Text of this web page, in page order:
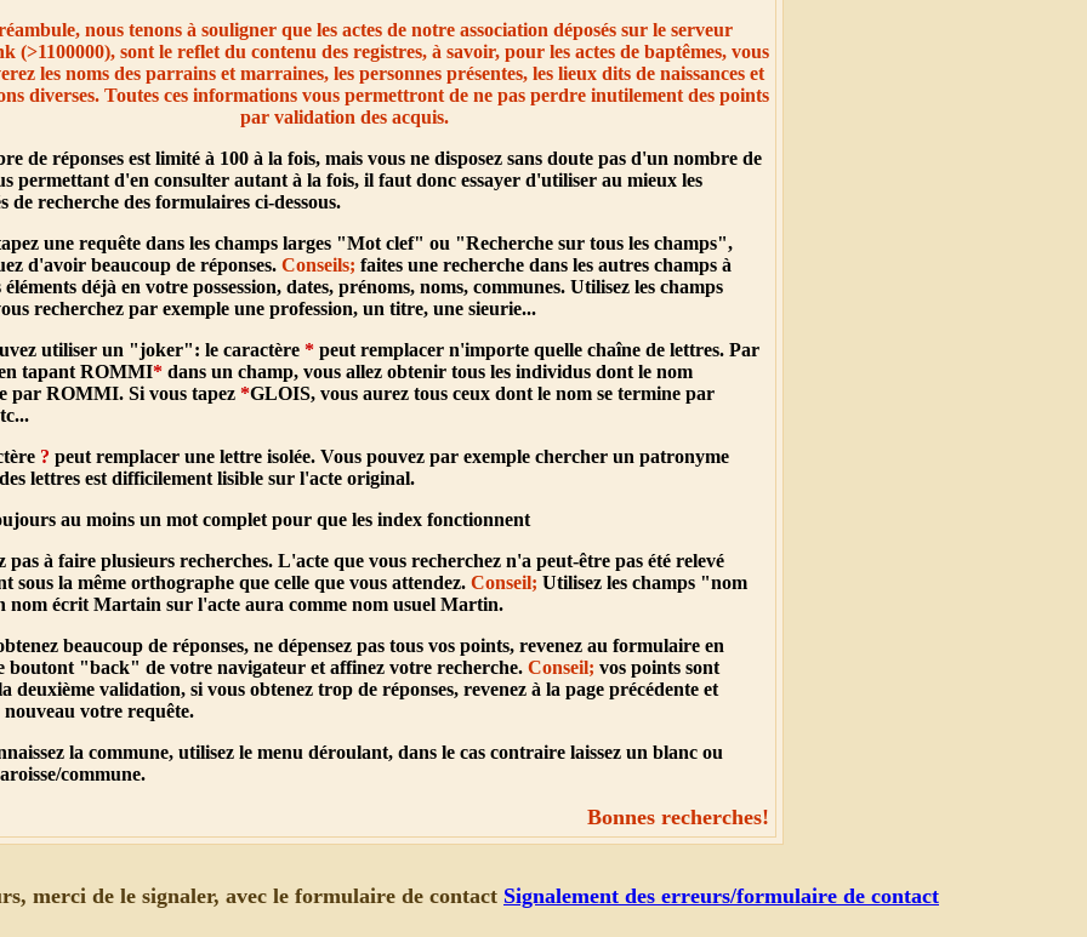
nous tenons à souligner que les actes de notre association déposés sur le serveur
(>1100000), sont le reflet du contenu des registres, à savoir, pour les actes de baptêmes, vous
les noms des parrains et marraines, les personnes présentes, les lieux dits de naissances et
diverses. Toutes ces informations vous permettront de ne pas perdre inutilement des points
par validation des acquis.
de réponses est limité à 100 à la fois, mais vous ne disposez sans doute pas d'un nombre de
permettant d'en consulter autant à la fois, il faut donc essayer d'utiliser au mieux les
de recherche des formulaires ci-dessous.
une requête dans les champs larges "Mot clef" ou "Recherche sur tous les champs",
d'avoir beaucoup de réponses. Conseils; faites une recherche dans les autres champs à
déjà en votre possession, dates, prénoms, noms, communes. Utilisez les champs
recherchez par exemple une profession, un titre, une sieurie...
utiliser un "joker": le caractère *peut remplacer n'importe quelle chaîne de lettres. Par
tapant ROMMI*dans un champ, vous allez obtenir tous les individus dont le nom
par ROMMI. Si vous tapez *GLOIS, vous aurez tous ceux dont le nom se termine par
? peut remplacer une lettre isolée. Vous pouvez par exemple chercher un patronyme
lettres est difficilement lisible sur l'acte original.
au moins un mot complet pour que les index fonctionnent
pas à faire plusieurs recherches. L'acte que vous recherchez n'a peut-être pas été relevé
sous la même orthographe que celle que vous attendez. Conseil; Utilisez les champs "nom
nom écrit Martain sur l'acte aura comme nom usuel Martin.
beaucoup de réponses, ne dépensez pas tous vos points, revenez au formulaire en
boutont "back" de votre navigateur et affinez votre recherche. Conseil; vos points sont
deuxième validation, si vous obtenez trop de réponses, revenez à la page précédente et
nouveau votre requête.
la commune, utilisez le menu déroulant, dans le cas contraire laissez un blanc ou
commune.
Bonnes recherches!
merci de le signaler, avec le formulaire de contact Signalement des erreurs/formulaire de contact